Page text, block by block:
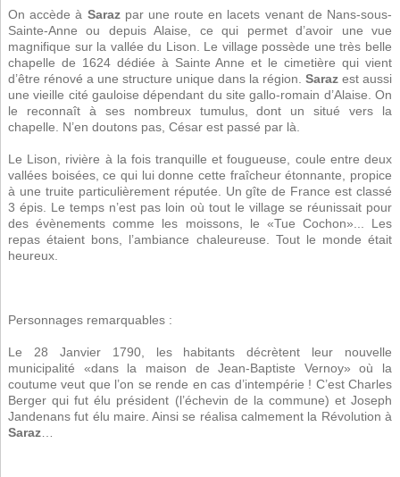
On accède à Sarazpar une route en lacets venant de Nans-sous-
Sainte-Anne ou depuis Alaise, ce qui permet d’avoir une vue
magnifique sur la vallée du Lison. Le village possède une très belle
chapelle de 1624 dédiée à Sainte Anne et le cimetière qui vient
d’être rénové a une structure unique dans la région. Saraz est aussi
une vieille cité gauloise dépendant du site gallo-romain d’Alaise. On
le reconnaît à ses nombreux tumulus, dont un situé vers la
chapelle. N’en doutons pas, César est passé par là.
Le Lison, rivière à la fois tranquille et fougueuse, coule entre deux
vallées boisées, ce qui lui donne cette fraîcheur étonnante, propice
à une truite particulièrement réputée. Un gîte de France est classé
3 épis. Le temps n’est pas loin où tout le village se réunissait pour
des évènements comme les moissons, le «Tue Cochon»... Les
repas étaient bons, l’ambiance chaleureuse. Tout le monde était
heureux.
Personnages remarquables :
Le 28 Janvier 1790, les habitants décrètent leur nouvelle
municipalité «dans la maison de Jean-Baptiste Vernoy» où la
coutume veut que l’on se rende en cas d’intempérie ! C’est Charles
Berger qui fut élu président (l’échevin de la commune) et Joseph
Jandenans fut élu maire. Ainsi se réalisa calmement la Révolution à
Saraz…